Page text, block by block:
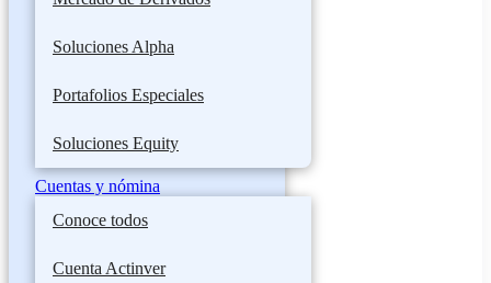
Soluciones Alpha
Portafolios Especiales
Soluciones Equity
Cuentas y nómina
Conoce todos
Cuenta Actinver